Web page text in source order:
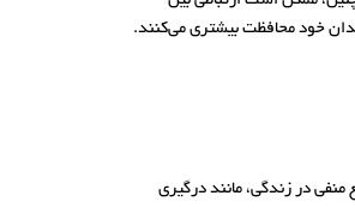
خود محافظت بیشتری می‌کنند.
در زندگی، مانند درگیری